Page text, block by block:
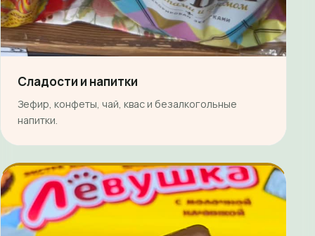
Сладости и напитки
Зефир, конфеты, чай, квас и безалкогольные
напитки.